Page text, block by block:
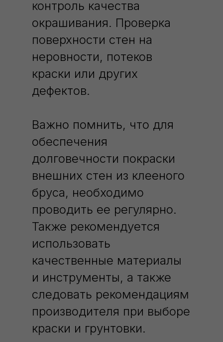
контроль качества
окрашивания. Проверка
поверхности стен на
неровности, потеков
краски или других
дефектов.
Важно помнить, что для
обеспечения
долговечности покраски
внешних стен из клееного
бруса, необходимо
проводить ее регулярно.
Также рекомендуется
использовать
качественные материалы
и инструменты, а также
следовать рекомендациям
производителя при выборе
краски и грунтовки.